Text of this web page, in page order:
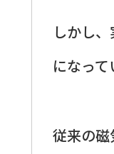
しかし
になって
従来の